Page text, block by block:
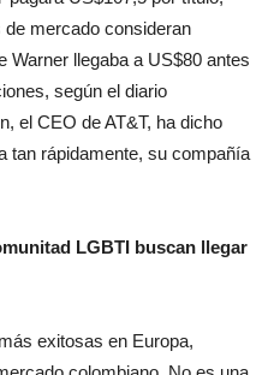
de mercado consideran
Warner llegaba a US$80 antes
según el diario
el CEO de AT&T, ha dicho
tan rápidamente, su compañía
LGBTI buscan llegar
exitosas en Europa,